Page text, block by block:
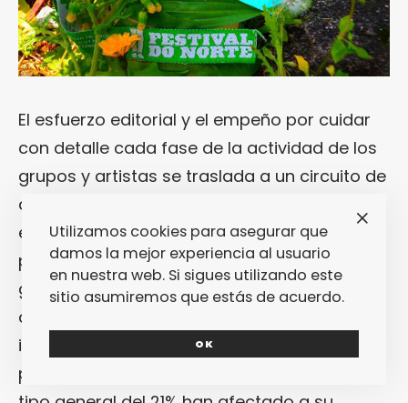
El esfuerzo editorial y el empeño por cuidar
con detalle cada fase de la actividad de los
grupos y artistas se traslada a un circuito de
directos que ha multiplicado
exponencialmente el tamaño de su
programación en las cuatro provincias
gallegas, a pesar de que el impacto de la
crisis económica, la falta de ayudas
institucionales y privadas y decisiones
políticas como la subida del IVA cultural al
Utilizamos cookies para asegurar que
damos la mejor experiencia al usuario
en nuestra web. Si sigues utilizando este
sitio asumiremos que estás de acuerdo.
OK